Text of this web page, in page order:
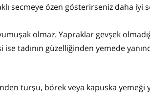
secmeye özen gösterirseniz daha iyi
olmaz. Yapraklar gevşek
tadının güzelliğinden yemede
turşu, börek veya kapuska yemeği